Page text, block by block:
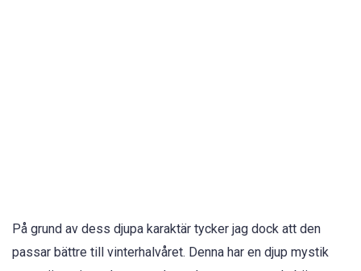
På grund av dess djupa karaktär tycker jag dock att den
passar bättre till vinterhalvåret. Denna har en djup mystik